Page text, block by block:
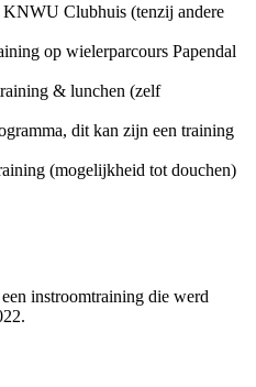
Clubhuis (tenzij andere
op wielerparcours Papendal
& lunchen (zelf
dit kan zijn een training
(mogelijkheid tot douchen)
instroomtraining die werd